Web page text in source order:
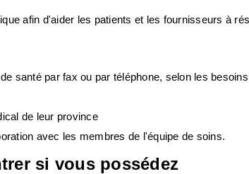
afin d'aider les patients et les fournisseurs à
santé par fax ou par téléphone, selon les besoins
de leur province
avec les membres de l'équipe de soins.
si vous possédez